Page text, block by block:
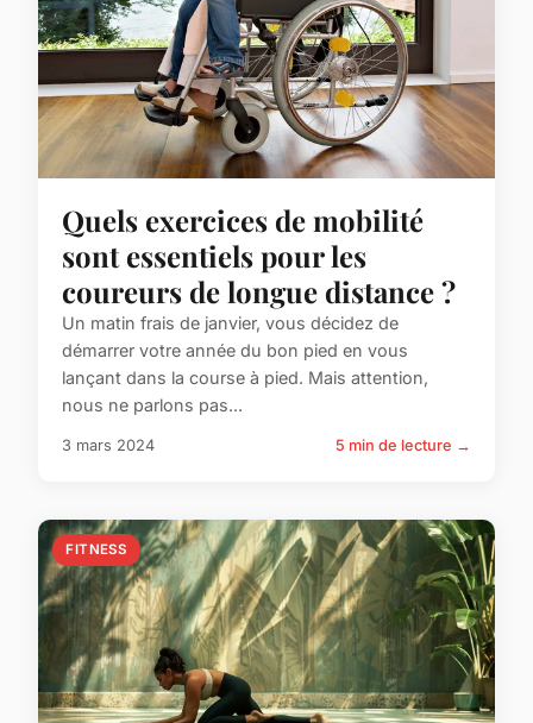
Quels exercices de mobilité
sont essentiels pour les
coureurs de longue distance ?
Un matin frais de janvier, vous décidez de
démarrer votre année du bon pied en vous
lançant dans la course à pied. Mais attention,
nous ne parlons pas...
3 mars 2024 5 min de lecture →
FITNESS